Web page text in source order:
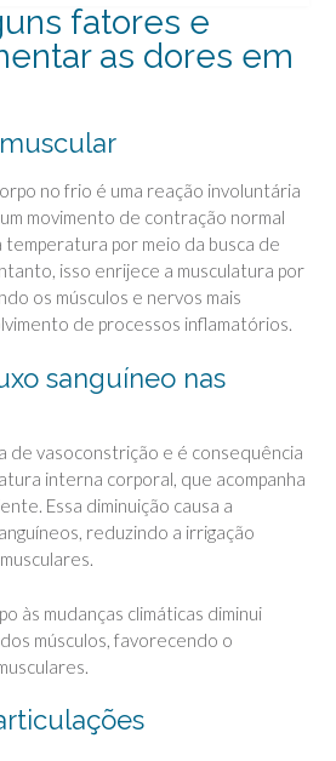
fatores e
as dores em
no frio é uma reação involuntária
movimento de contração normal
por meio da busca de
isso enrijece a musculatura por
os músculos e nervos mais
de processos inflamatórios.
sanguíneo nas
de vasoconstrição e é consequência
interna corporal, que acompanha
Essa diminuição causa a
reduzindo a irrigação
às mudanças climáticas diminui
músculos, favorecendo o